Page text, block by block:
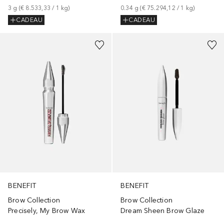
3 g (€ 8.533,33 / 1 kg)
CADEAU
0.34 g (€ 75.294,12 / 1 kg)
CADEAU
BENEFIT
Brow Collection
Precisely, My Brow Wax
+9
BENEFIT
Brow Collection
Dream Sheen Brow Glaze